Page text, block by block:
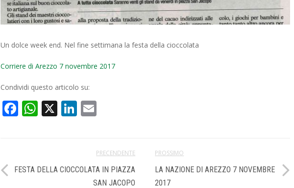
Un dolce week end. Nel fine settimana la festa della cioccolata
Corriere di Arezzo 7 novembre 2017
Condividi questo articolo su:
Facebook
WhatsApp
X LinkedIn
PRECENDENTE
FESTA DELLA CIOCCOLATA IN PIAZZA
SAN JACOPO
PROSSIMO
LA NAZIONE DI AREZZO 7 NOVEMBRE
2017